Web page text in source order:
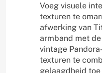
Voeg visuele
texturen te
afwerking van
armband met
vintage
texturen te
gelaagdheid toe